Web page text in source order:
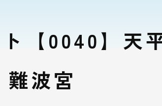
【0040】天
波宮